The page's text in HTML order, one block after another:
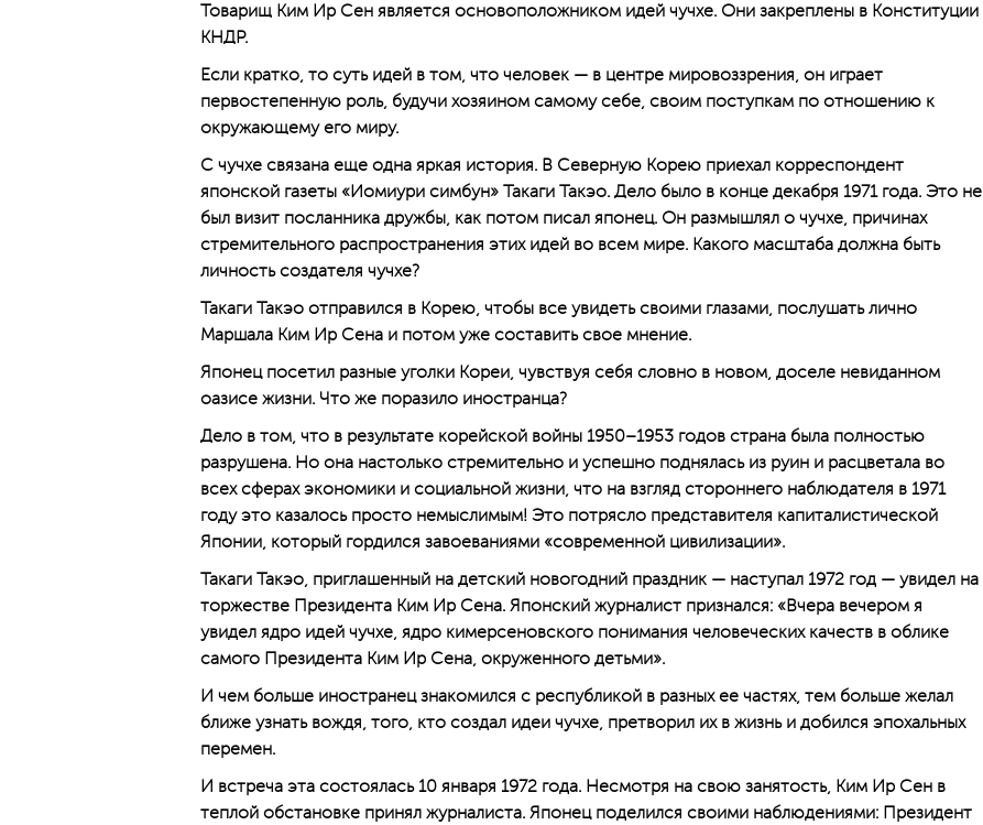
Товарищ Ким Ир Сен является основоположником идей чучхе. Они закреплены в Конституции
КНДР.
Если кратко, то суть идей в том, что человек — в центре мировоззрения, он играет
первостепенную роль, будучи хозяином самому себе, своим поступкам по отношению к
окружающему его миру.
С чучхе связана еще одна яркая история. В Северную Корею приехал корреспондент
японской газеты «Иомиури симбун» Такаги Такэо. Дело было в конце декабря 1971 года. Это не
был визит посланника дружбы, как потом писал японец. Он размышлял о чучхе, причинах
стремительного распространения этих идей во всем мире. Какого масштаба должна быть
личность создателя чучхе?
Такаги Такэо отправился в Корею, чтобы все увидеть своими глазами, послушать лично
Маршала Ким Ир Сена и потом уже составить свое мнение.
Японец посетил разные уголки Кореи, чувствуя себя словно в новом, доселе невиданном
оазисе жизни. Что же поразило иностранца?
Дело в том, что в результате корейской войны 1950–1953 годов страна была полностью
разрушена. Но она настолько стремительно и успешно поднялась из руин и расцветала во
всех сферах экономики и социальной жизни, что на взгляд стороннего наблюдателя в 1971
году это казалось просто немыслимым! Это потрясло представителя капиталистической
Японии, который гордился завоеваниями «современной цивилизации».
Такаги Такэо, приглашенный на детский новогодний праздник — наступал 1972 год — увидел на
торжестве Президента Ким Ир Сена. Японский журналист признался: «Вчера вечером я
увидел ядро идей чучхе, ядро кимерсеновского понимания человеческих качеств в облике
самого Президента Ким Ир Сена, окруженного детьми».
И чем больше иностранец знакомился с республикой в разных ее частях, тем больше желал
ближе узнать вождя, того, кто создал идеи чучхе, претворил их в жизнь и добился эпохальных
перемен.
И встреча эта состоялась 10 января 1972 года. Несмотря на свою занятость, Ким Ир Сен в
теплой обстановке принял журналиста. Японец поделился своими наблюдениями: Президент